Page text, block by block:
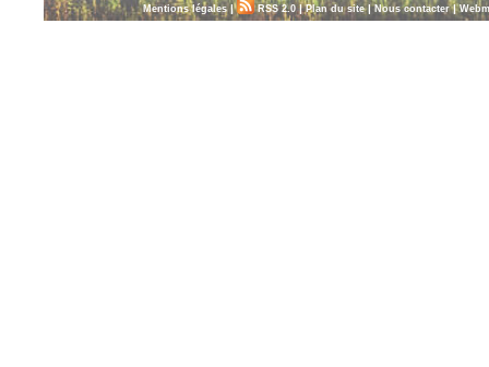
Mentions légales| RSS 2.0|Plan du site|Nous contacter|